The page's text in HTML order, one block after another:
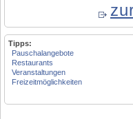
Tipps:
Pauschalangebote
Restaurants
Veranstaltungen
Freizeitmöglichkeiten